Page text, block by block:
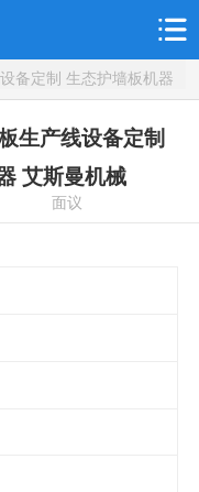
备定制 生态护墙板机器
生产线设备定制
艾斯曼机械
面议